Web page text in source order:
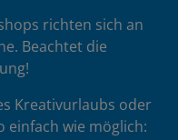
richten sich an
Beachtet die
Kreativurlaubs oder
einfach wie möglich: